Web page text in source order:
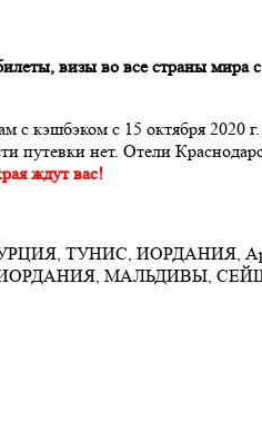
визы во все страны мира
кэшбэком с 15 октября 2020
путевки нет. Отели
ждут вас!
ТУНИС, ИОРДАНИЯ,
МАЛЬДИВЫ,